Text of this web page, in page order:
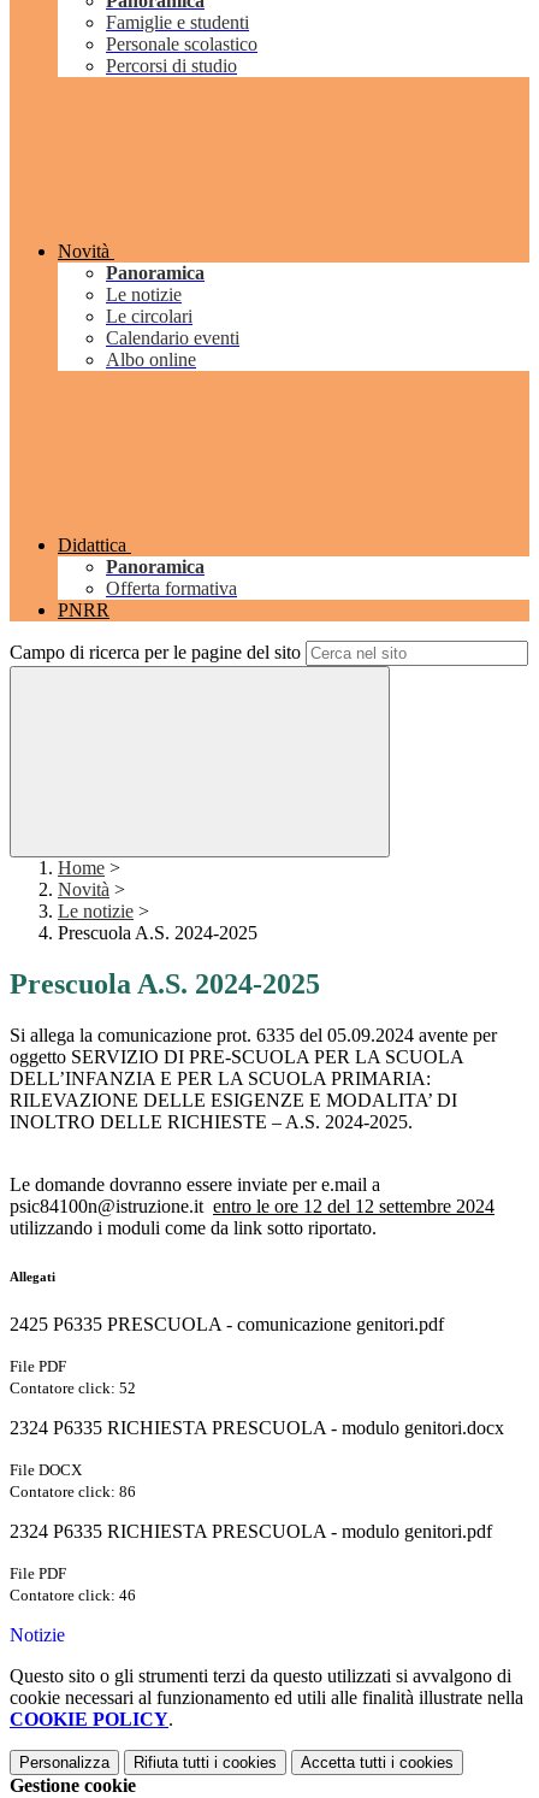
Famiglie e studenti
Personale scolastico
Percorsi di studio
Novità
Panoramica
Le notizie
Le circolari
Calendario eventi
Albo online
Didattica
Panoramica
Offerta formativa
PNRR
Campo di ricerca per le pagine del sito
Home >
Novità >
Le notizie >
Prescuola A.S. 2024-2025
Prescuola A.S. 2024-2025
Si allega la comunicazione prot. 6335 del 05.09.2024 avente per
oggetto SERVIZIO DI PRE-SCUOLA PER LA SCUOLA
DELL’INFANZIA E PER LA SCUOLA PRIMARIA:
RILEVAZIONE DELLE ESIGENZE E MODALITA’ DI
INOLTRO DELLE RICHIESTE – A.S. 2024-2025.
Le domande dovranno essere inviate per e.mail a
psic84100n@istruzione.it entro le ore 12 del 12 settembre 2024
utilizzando i moduli come da link sotto riportato.
Allegati
2425 P6335 PRESCUOLA - comunicazione genitori.pdf
File PDF
Contatore click: 52
2324 P6335 RICHIESTA PRESCUOLA - modulo genitori.docx
File DOCX
Contatore click: 86
2324 P6335 RICHIESTA PRESCUOLA - modulo genitori.pdf
File PDF
Contatore click: 46
Notizie
Questo sito o gli strumenti terzi da questo utilizzati si avvalgono di
cookie necessari al funzionamento ed utili alle finalità illustrate nella
COOKIE POLICY.
Personalizza Rifiuta tutti i cookies Accetta tutti i cookies
Gestione cookie